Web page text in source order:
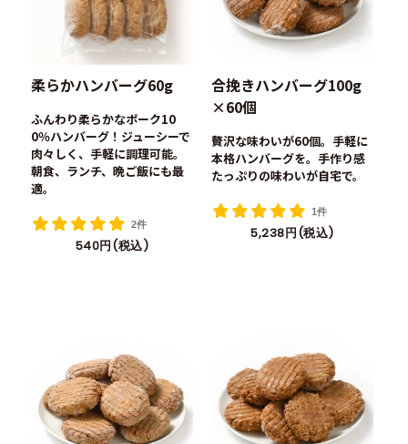
柔らかハンバーグ60g
ふんわり柔らかなポーク10
0％ハンバーグ！ジューシーで
肉々しく、手軽に調理可能。
朝食、ランチ、晩ご飯にも最
適。
2件
540円(税込)
合挽きハンバーグ100g
×60個
贅沢な味わいが60個。手軽に
本格ハンバーグを。手作り感
たっぷりの味わいが自宅で。
1件
5,238円(税込)